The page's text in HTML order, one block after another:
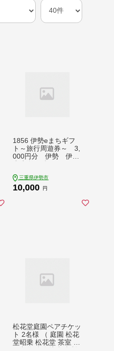
1856 伊勢eまちギフ
ト～旅行周遊券～ 3,
000円分 伊勢 伊勢
トラベル チケット お
すすめ 遊ぶ 食べる
三重県伊勢市
10,000 円
松花堂庭園ペアチケッ
ト 2名様 （ 庭園 松花
堂昭乗 松花堂 茶室 登